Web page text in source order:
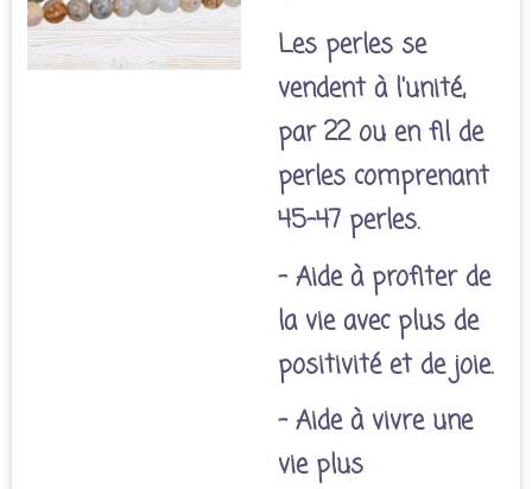
Les perles se
vendent à l'unité,
par 22 ou en fil de
perles comprenant
45-47 perles.
- Aide à profiter de
la vie avec plus de
positivité et de joie.
- Aide à vivre une
vie plus